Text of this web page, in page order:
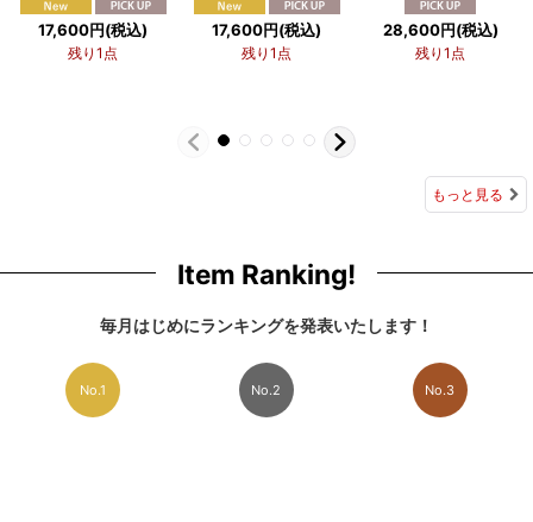
17,600円(税込)
残り1点
17,600円(税込)
残り1点
28,600円(税込)
残り1点
もっと見る
Item Ranking!
毎月はじめにランキングを発表いたします！
No.1 No.2 No.3